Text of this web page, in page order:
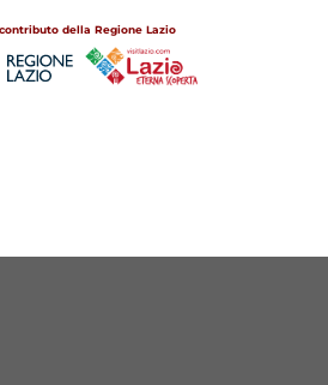
della Regione Lazio